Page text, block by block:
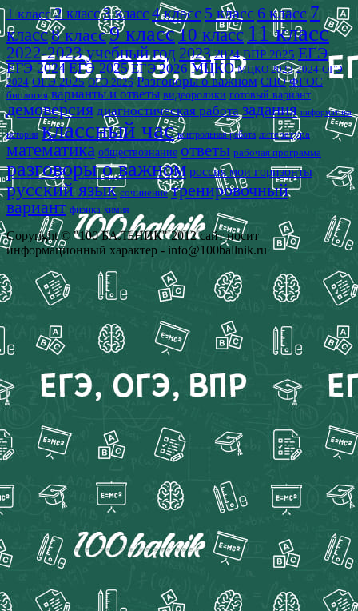
1 класс 2 класс3 класс4 класс 5 класс 6 класс 7
класс8 класс9 класс10 класс 11 класс
2022-2023 учебный год 2023 2024 ВПР 2025 ЕГЭ
ЕГЭ 2024 ЕГЭ 2025 ЕГЭ 2026 МЦКО МЦКО 2023-2024 ОГЭ
2024 ОГЭ 2025 ОГЭ 2026 Разговоры о важном СПО ФГОС
биология варианты и ответы видеоролики готовый вариант
демоверсия диагностическая работа задания информатика
история классный час контрольная работа литература
математика обществознание ответы рабочая программа
разговоры о важном россия мои горизонты
русский язык сочинение тренировочный
вариант физика химия
Copyright © "100 БАЛЬНИК" 2012 сайт носит
информационный характер - info@100ballnik.ru